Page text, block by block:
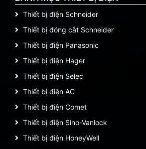
Thiết bị điện Schneider
Thiết bị đóng cắt Schneider
Thiết bị điện Panasonic
Thiết bị điện Hager
Thiết bị điện Selec
Thiết bị điện AC
Thiết bị điện Comet
Thiết bị điện Sino-Vanlock
Thiết bị điện HoneyWell